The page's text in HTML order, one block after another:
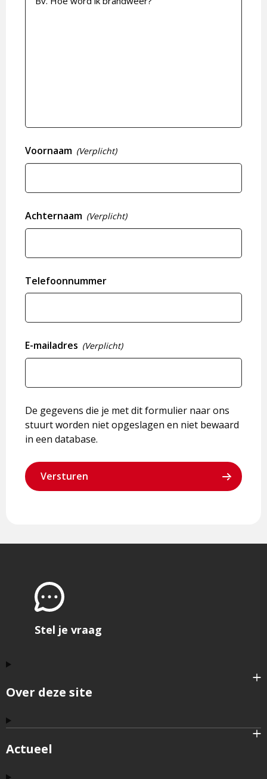
Voornaam (Verplicht)
Achternaam (Verplicht)
Telefoonnummer
E-mailadres (Verplicht)
De gegevens die je met dit formulier naar ons
stuurt worden niet opgeslagen en niet bewaard
in een database.
Over deze site
Actueel
Stel je vraag